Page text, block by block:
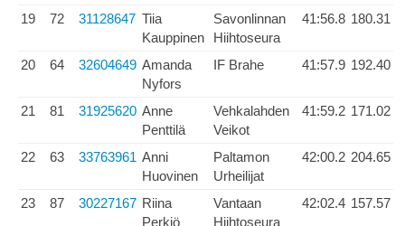
19 72 31128647 Tiia
Kauppinen
Savonlinnan
Hiihtoseura
41:56.8 180.31
20 64 32604649 Amanda
Nyfors
IF Brahe 41:57.9 192.40
21 81 31925620 Anne
Penttilä
Vehkalahden
Veikot
41:59.2 171.02
22 63 33763961 Anni
Huovinen
Paltamon
Urheilijat
42:00.2 204.65
23 87 30227167 Riina
Perkiö
Vantaan
Hiihtoseura
42:02.4 157.57